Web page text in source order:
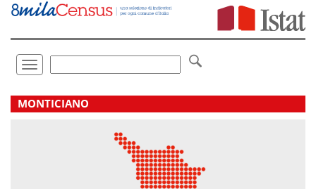
Vai
direttamente
Toggle
navigation
.
MONTICIANO